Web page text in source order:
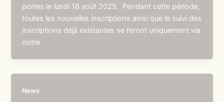
portes le lundi 18 août 2025. Pendant cette période,
toutes les nouvelles inscriptions ainsi que le suivi des
inscriptions déjà existantes se feront uniquement via
notre
News